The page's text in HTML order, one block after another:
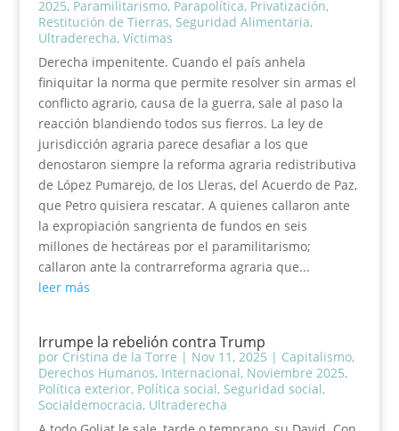
2025, Paramilitarismo, Parapolítica, Privatización,
Restitución de Tierras, Seguridad Alimentaria,
Ultraderecha, Víctimas
Derecha impenitente. Cuando el país anhela
finiquitar la norma que permite resolver sin armas el
conflicto agrario, causa de la guerra, sale al paso la
reacción blandiendo todos sus fierros. La ley de
jurisdicción agraria parece desafiar a los que
denostaron siempre la reforma agraria redistributiva
de López Pumarejo, de los Lleras, del Acuerdo de Paz,
que Petro quisiera rescatar. A quienes callaron ante
la expropiación sangrienta de fundos en seis
millones de hectáreas por el paramilitarismo;
callaron ante la contrarreforma agraria que...
leer más
Irrumpe la rebelión contra Trump
por Cristina de la Torre | Nov 11, 2025 | Capitalismo,
Derechos Humanos, Internacional, Noviembre 2025,
Política exterior, Política social, Seguridad social,
Socialdemocracia, Ultraderecha